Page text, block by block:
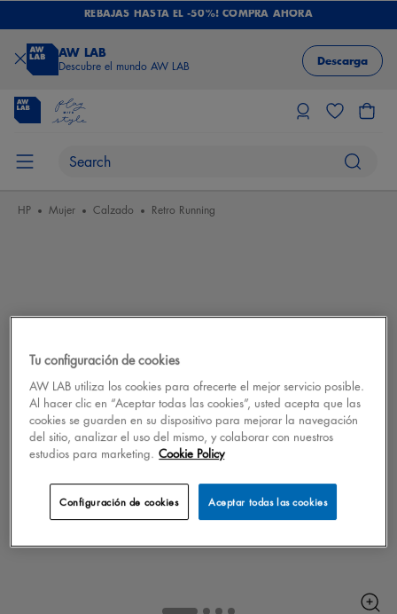
REBAJAS HASTA EL -50%! COMPRA AHORA
AW LAB
Descubre el mundo AW LAB Descarga
HP Mujer Calzado Retro Running
Tu configuración de cookies
AW LAB utiliza los cookies para ofrecerte el mejor servicio posible.
Al hacer clic en “Aceptar todas las cookies”, usted acepta que las
cookies se guarden en su dispositivo para mejorar la navegación
del sitio, analizar el uso del mismo, y colaborar con nuestros
estudios para marketing. Cookie Policy
Aceptar todas las cookies
Configuración de cookies